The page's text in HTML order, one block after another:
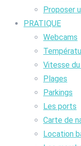
Proposer
PRATIQUE
Webcams
Vitesse
Plages
Parkings
Les ports
Carte de
Location